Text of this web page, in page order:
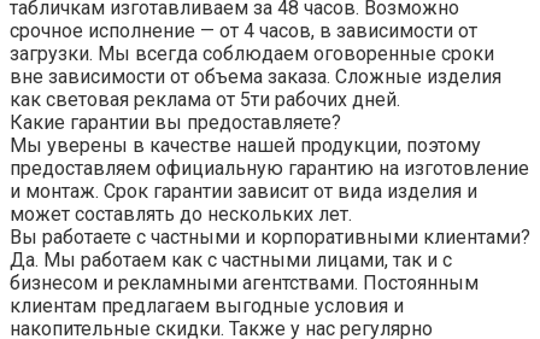
табличкам изготавливаем за 48 часов. Возможно
срочное исполнение — от 4 часов, в зависимости от
загрузки. Мы всегда соблюдаем оговоренные сроки
вне зависимости от объема заказа. Сложные изделия
как световая реклама от 5ти рабочих дней.
Какие гарантии вы предоставляете?
Мы уверены в качестве нашей продукции, поэтому
предоставляем официальную гарантию на изготовление
и монтаж. Срок гарантии зависит от вида изделия и
может составлять до нескольких лет.
Вы работаете с частными и корпоративными клиентами?
Да. Мы работаем как с частными лицами, так и с
бизнесом и рекламными агентствами. Постоянным
клиентам предлагаем выгодные условия и
накопительные скидки. Также у нас регулярно